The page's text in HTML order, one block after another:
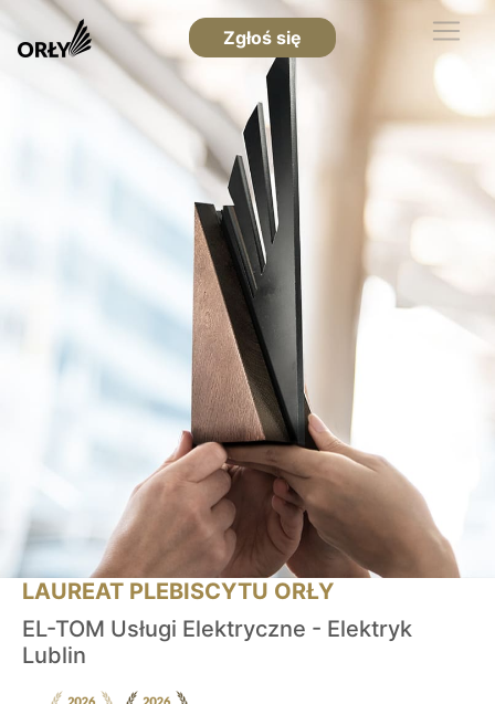
Zgłoś się
LAUREAT PLEBISCYTU ORŁY
EL-TOM Usługi Elektryczne - Elektryk
Lublin